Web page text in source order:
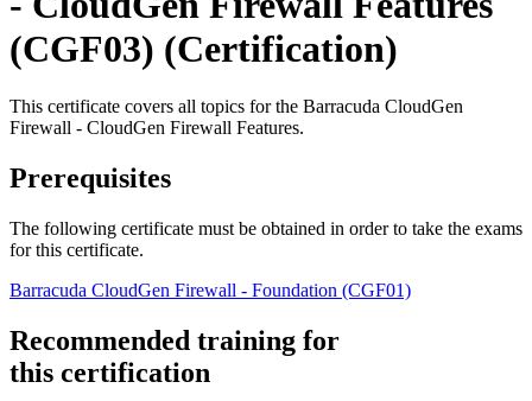
(CGF03) (Certification)
This certificate covers all topics for the Barracuda CloudGen
Firewall - CloudGen Firewall Features.
Prerequisites
The following certificate must be obtained in order to take the exams
for this certificate.
Barracuda CloudGen Firewall - Foundation (CGF01)
Recommended training for
this certification